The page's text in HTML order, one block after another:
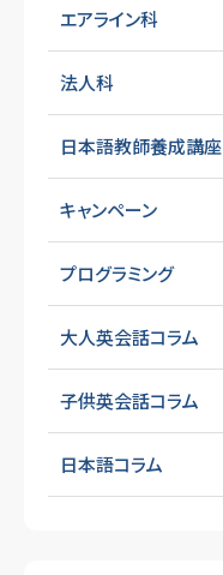
エアライン科
法人科
日本語教師養成講座
キャンペーン
プログラミング
大人英会話コラム
子供英会話コラム
日本語コラム